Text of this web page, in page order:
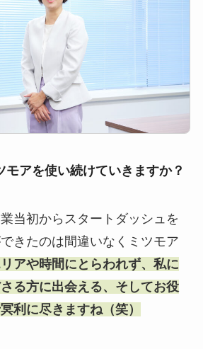
アを使い続けていきますか？
当初からスタートダッシュを
きたのは間違いなくミツモア
アや時間にとらわれず、私に
る方に出会える、そしてお役
利に尽きますね（笑）